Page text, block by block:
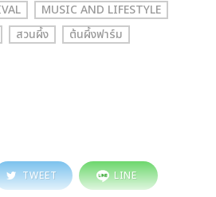
MUSIC AND LIFESTYLE
สวนผึ้ง ต้นผึ้งฟาร์ม
TWEET LINE